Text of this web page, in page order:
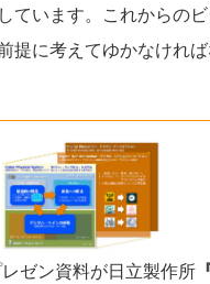
ています。これからのビ
提に考えてゆかなけれ
ゼン資料が日立製作所